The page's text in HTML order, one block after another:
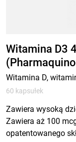
Witamina D3
suplement
Witamina D,
60 kapsułek
Zawiera wysoką
Zawiera aż 100
opatentowanego